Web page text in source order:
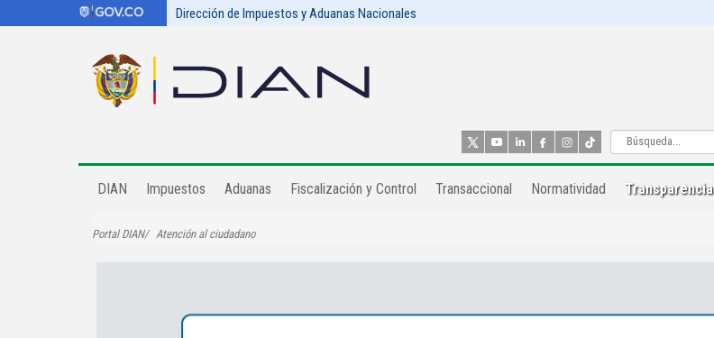
Dirección de Impuestos y Aduanas Nacionales
DIAN Impuestos Aduanas Fiscalización y Control​ Transaccional Normatividad Transparencia
Portal DIAN Atención al ciudadano